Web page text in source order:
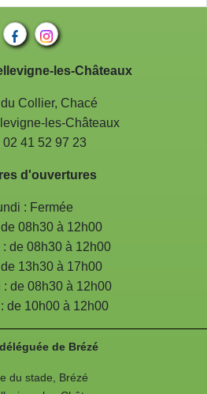
les-Châteaux
Collier, Chacé
les-Châteaux
02 41 52 97 23
d'ouvertures
: Fermée
08h30 à 12h00
: de 08h30 à 12h00
13h30 à 17h00
: de 08h30 à 12h00
de 10h00 à 12h00
de Brézé
du stade, Brézé